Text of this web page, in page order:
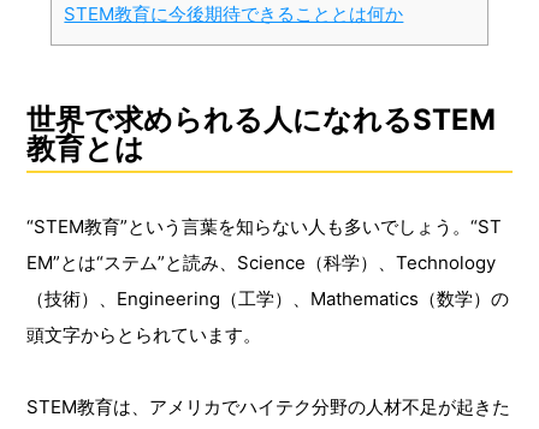
STEM教育に今後期待できることとは何か
世界で求められる人になれるSTEM
教育とは
“STEM教育”という言葉を知らない人も多いでしょう。“ST
EM”とは“ステム”と読み、Science（科学）、Technology
（技術）、Engineering（工学）、Mathematics（数学）の
頭文字からとられています。
STEM教育は、アメリカでハイテク分野の人材不足が起きた